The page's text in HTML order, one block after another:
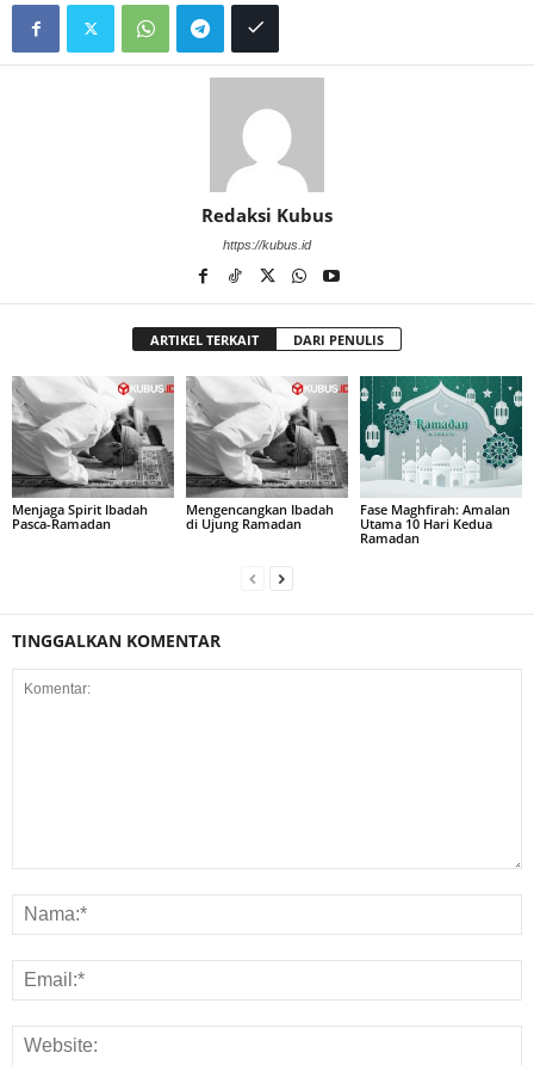
Redaksi Kubus
https://kubus.id
ARTIKEL TERKAIT DARI PENULIS
Menjaga Spirit Ibadah
Pasca-Ramadan
Mengencangkan Ibadah
di Ujung Ramadan
Fase Maghfirah: Amalan
Utama 10 Hari Kedua
Ramadan
TINGGALKAN KOMENTAR